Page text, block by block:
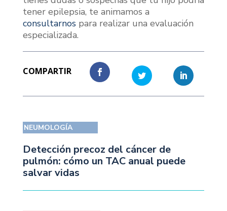
tener epilepsia, te animamos a
consultarnospara realizar una evaluación
especializada.
NEUMOLOGÍA
Detección precoz del cáncer de
pulmón: cómo un TAC anual puede
salvar vidas